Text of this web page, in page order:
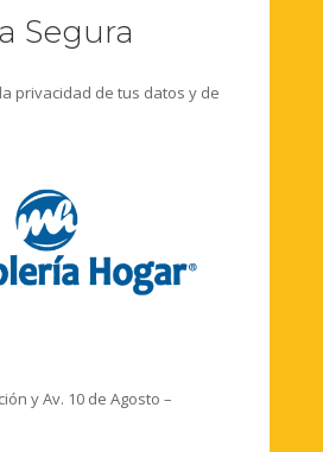
Segura
privacidad de tus datos y de
y Av. 10 de Agosto –